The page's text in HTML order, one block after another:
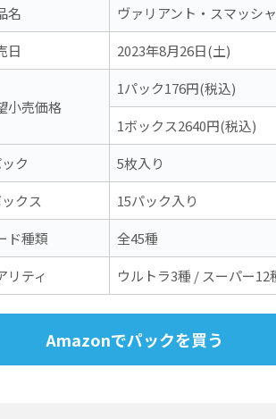
名
ヴァリアント・スマッシ
日
2023年8月26日(土)
小売価格
1パック176円(税込)
1ボックス2640円(税込)
ク
5枚入り
クス
15パック入り
ド種類
全45種
リティ
ウルトラ3種 / スーパー
Amazonでパックを買う